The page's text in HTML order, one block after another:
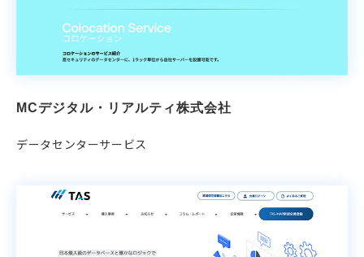
MCデジタル・リアルティ株式会社
データセンターサービス